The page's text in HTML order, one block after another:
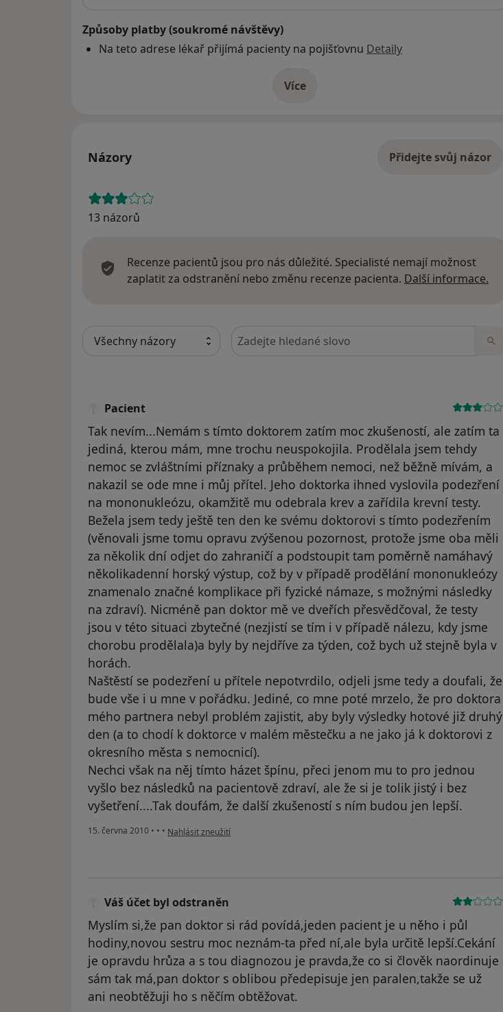
Způsoby platby (soukromé návštěvy)
Na teto adrese lékař přijímá pacienty na pojišťovnu Detaily
Víceo adrese
Názory Přidejte svůj názor
13 názorů
Recenze pacientů jsou pro nás důležité. Specialisté nemají možnost
zaplatit za odstranění nebo změnu recenze pacienta. Další informace.
Hledejte v názorech
Pacient
Tak nevím...Nemám s tímto doktorem zatím moc zkušeností, ale zatím ta
jediná, kterou mám, mne trochu neuspokojila. Prodělala jsem tehdy
nemoc se zvláštními příznaky a průběhem nemoci, než běžně mívám, a
nakazil se ode mne i můj přítel. Jeho doktorka ihned vyslovila podezření
na mononukleózu, okamžitě mu odebrala krev a zařídila krevní testy.
Bežela jsem tedy ještě ten den ke svému doktorovi s tímto podezřením
(věnovali jsme tomu opravu zvýšenou pozornost, protože jsme oba měli
za několik dní odjet do zahraničí a podstoupit tam poměrně namáhavý
několikadenní horský výstup, což by v případě prodělání mononukleózy
znamenalo značné komplikace při fyzické námaze, s možnými následky
na zdraví). Nicméně pan doktor mě ve dveřích přesvědčoval, že testy
jsou v této situaci zbytečné (nezjistí se tím i v případě nálezu, kdy jsme
chorobu prodělala)a byly by nejdříve za týden, což bych už stejně byla v
horách.
Naštěstí se podezření u přítele nepotvrdilo, odjeli jsme tedy a doufali, že
bude vše i u mne v pořádku. Jediné, co mne poté mrzelo, že pro doktora
mého partnera nebyl problém zajistit, aby byly výsledky hotové již druhý
den (a to chodí k doktorce v malém městečku a ne jako já k doktorovi z
okresního města s nemocnicí).
Nechci však na něj tímto házet špínu, přeci jenom mu to pro jednou
vyšlo bez následků na pacientově zdraví, ale že si je tolik jistý i bez
vyšetření....Tak doufám, že další zkušeností s ním budou jen lepší.
15. června 2010 • • • podle názoru uživatele Pacient
Nahlásit zneužití
Váš účet byl odstraněn
Myslím si,že pan doktor si rád povídá,jeden pacient je u něho i půl
hodiny,novou sestru moc neznám-ta před ní,ale byla určitě lepší.Cekání
je opravdu hrůza a s tou diagnozou je pravda,že co si člověk naordinuje
sám tak má,pan doktor s oblibou předepisuje jen paralen,takže se už
ani neobtěžuji ho s něčím obtěžovat.